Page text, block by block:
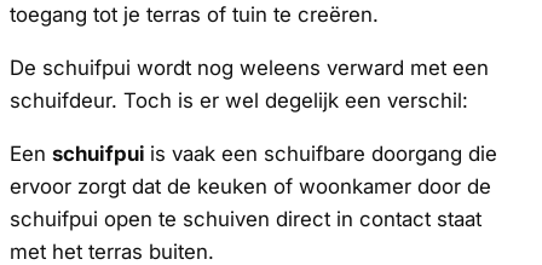
toegang tot je terras of tuin te creëren.
De schuifpui wordt nog weleens verward met een
schuifdeur. Toch is er wel degelijk een verschil:
Een schuifpui is vaak een schuifbare doorgang die
ervoor zorgt dat de keuken of woonkamer door de
schuifpui open te schuiven direct in contact staat
met het terras buiten.